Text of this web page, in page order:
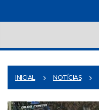
INICIAL NOTÍCIAS